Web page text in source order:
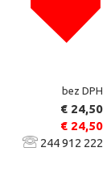
bez DPH
€ 24,50
€ 24,50
244 912 222